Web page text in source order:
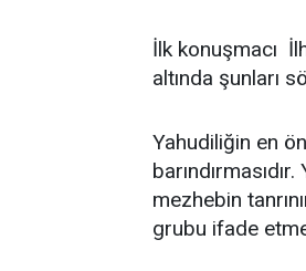
İlk konuşmacı
altında şunları
Yahudiliğin en
mezhebin
grubu ifade